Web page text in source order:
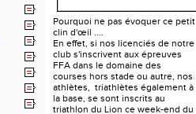
TRIATHLON DU LION
Pourquoi ne pas évoquer ce petit
clin d'œil ....
En effet, si nos licenciés de notre
club s'inscrivent aux épreuves
FFA dans le domaine des
courses hors stade ou autre, nos
athlètes, triathlètes également à
la base, se sont inscrits au
triathlon du Lion ce week-end du